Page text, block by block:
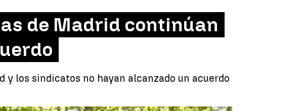
de Madrid continúan
y los sindicatos no hayan alcanzado un acuerdo